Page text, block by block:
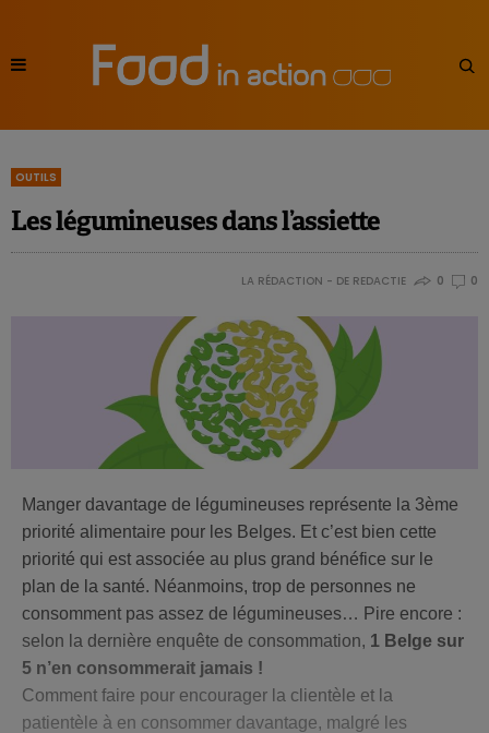
OUTILS
Les légumineuses dans l’assiette
LA RÉDACTION - DE REDACTIE 0 0
Manger davantage de légumineuses représente la 3ème
priorité alimentaire pour les Belges. Et c’est bien cette
priorité qui est associée au plus grand bénéfice sur le
plan de la santé. Néanmoins, trop de personnes ne
consomment pas assez de légumineuses… Pire encore :
selon la dernière enquête de consommation, 1 Belge sur
5 n’en consommerait jamais !
Comment faire pour encourager la clientèle et la
patientèle à en consommer davantage, malgré les